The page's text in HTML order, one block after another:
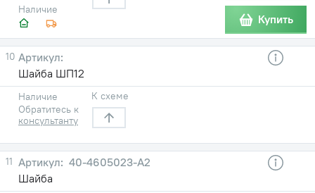
Наличие
Купить
10
Шайба ШП12
Наличие
Обратитесь к
консультанту
К схеме
11
40-4605023-А2
Шайба